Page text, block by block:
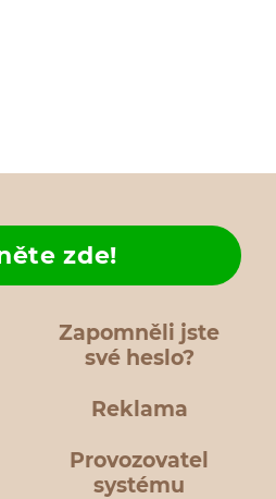
Zapomněli jste
své heslo?
zde!
Reklama
Provozovatel
systému